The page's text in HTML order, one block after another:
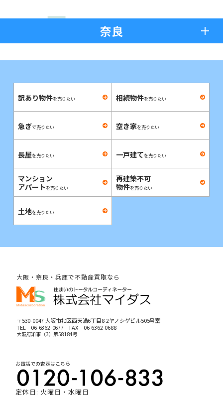
奈良
訳あり物件を売りたい 相続物件を売りたい
急ぎで売りたい 空き家を売りたい
長屋を売りたい 一戸建てを売りたい
マンション
アパートを売りたい
再建築不可
物件を売りたい
土地を売りたい
大阪・奈良・兵庫で不動産買取なら
〒530-0047 大阪市北区西天満6丁目8-2ヤノシゲビル505号室
TEL 06-6362-0677FAX 06-6362-0688
大阪府知事（3）第58184号
お電話での査定はこちら
定休日: 火曜日・水曜日